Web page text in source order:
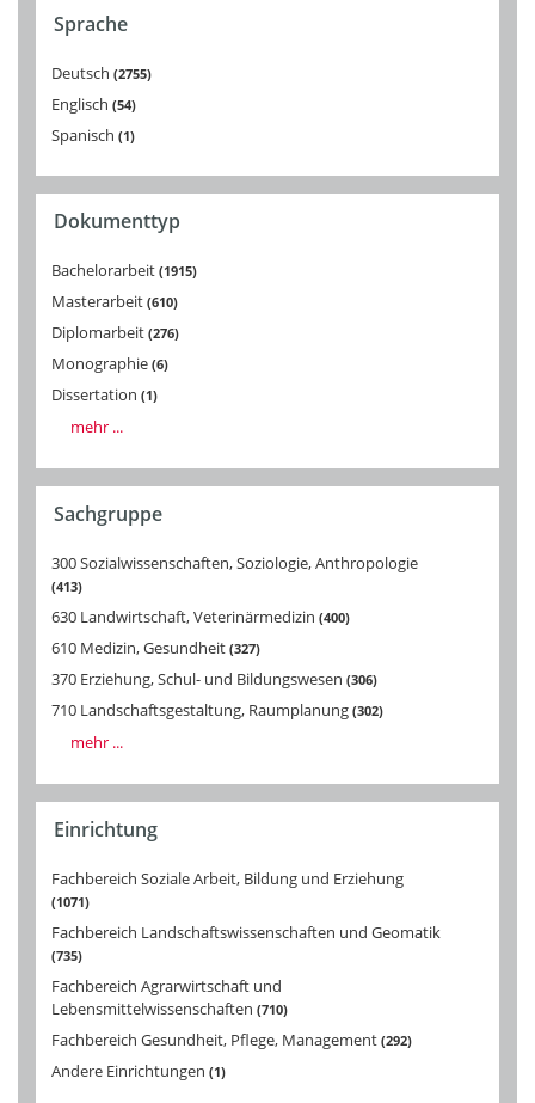
Sprache
Deutsch 2755
Englisch 54
Spanisch 1
Dokumenttyp
Bachelorarbeit 1915
Masterarbeit 610
Diplomarbeit 276
Monographie 6
Dissertation 1
mehr ...
Sachgruppe
300 Sozialwissenschaften, Soziologie, Anthropologie
413
630 Landwirtschaft, Veterinärmedizin 400
610 Medizin, Gesundheit 327
370 Erziehung, Schul- und Bildungswesen 306
710 Landschaftsgestaltung, Raumplanung 302
mehr ...
Einrichtung
Fachbereich Soziale Arbeit, Bildung und Erziehung
1071
Fachbereich Landschaftswissenschaften und Geomatik
735
Fachbereich Agrarwirtschaft und
Lebensmittelwissenschaften 710
Fachbereich Gesundheit, Pflege, Management 292
Andere Einrichtungen 1